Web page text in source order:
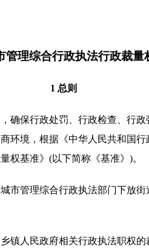
管理综合行政执法行政裁量
1 总则
保行政处罚、行政检查、行政
环境，根据《中华人民共和国
权基准》(以下简称《基准》)。
管理综合行政执法部门下放街
人民政府相关行政执法职权的